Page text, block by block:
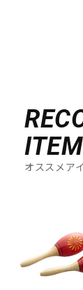
オススメア